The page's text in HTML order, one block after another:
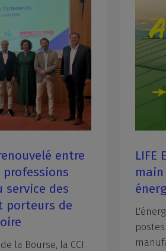
entre
professions
service des
porteurs de
la Bourse, la CCI
LIFE